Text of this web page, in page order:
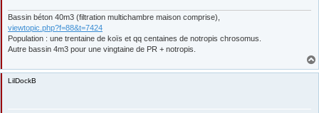
Bassin béton 40m3 (filtration multichambre maison comprise),
viewtopic.php?f=88&t=7424
Population : une trentaine de koïs et qq centaines de notropis chrosomus.
Autre bassin 4m3 pour une vingtaine de PR + notropis.
LilDockB